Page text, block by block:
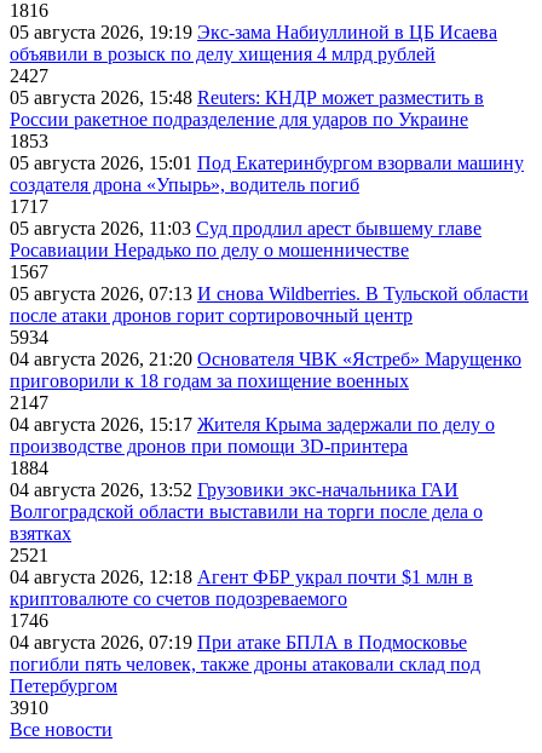
1816
05 августа 2026, 19:19 Экс-зама Набиуллиной в ЦБ Исаева
объявили в розыск по делу хищения 4 млрд рублей
2427
05 августа 2026, 15:48 Reuters: КНДР может разместить в
России ракетное подразделение для ударов по Украине
1853
05 августа 2026, 15:01 Под Екатеринбургом взорвали машину
создателя дрона «Упырь», водитель погиб
1717
05 августа 2026, 11:03 Суд продлил арест бывшему главе
Росавиации Нерадько по делу о мошенничестве
1567
05 августа 2026, 07:13 И снова Wildberries. В Тульской области
после атаки дронов горит сортировочный центр
5934
04 августа 2026, 21:20 Основателя ЧВК «Ястреб» Марущенко
приговорили к 18 годам за похищение военных
2147
04 августа 2026, 15:17 Жителя Крыма задержали по делу о
производстве дронов при помощи 3D‑принтера
1884
04 августа 2026, 13:52 Грузовики экс-начальника ГАИ
Волгоградской области выставили на торги после дела о
взятках
2521
04 августа 2026, 12:18 Агент ФБР украл почти $1 млн в
криптовалюте со счетов подозреваемого
1746
04 августа 2026, 07:19 При атаке БПЛА в Подмосковье
погибли пять человек, также дроны атаковали склад под
Петербургом
3910
Все новости